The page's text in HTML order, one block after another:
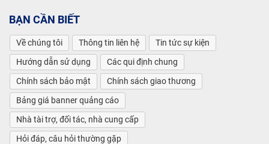
BẠN CẦN BIẾT
Về chúng tôi Thông tin liên hệ
Tin tức sự kiện
Hướng dẫn sử dụng
Các qui định chung
Chính sách bảo mật
Chính sách giao thương
Bảng giá banner quảng cáo
Nhà tài trợ, đối tác, nhà cung cấp
Hỏi đáp, câu hỏi thường gặp